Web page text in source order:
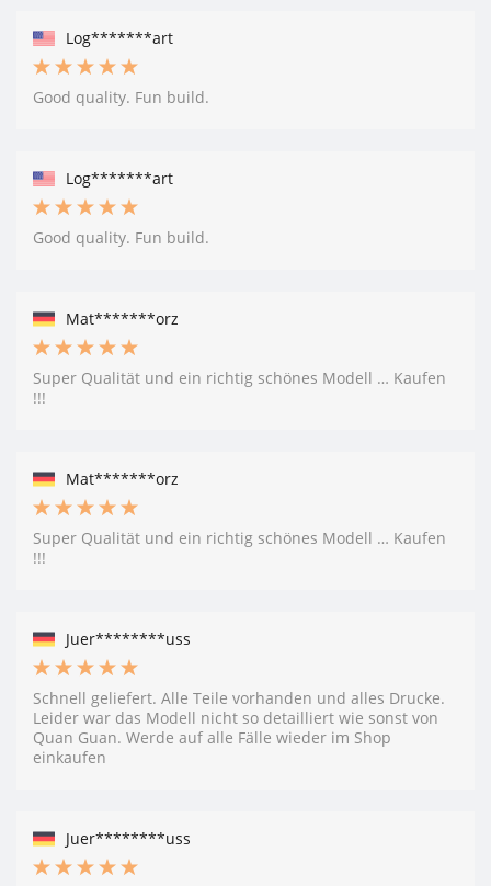
Log*******art
Good quality. Fun build.
Log*******art
Good quality. Fun build.
Mat*******orz
Super Qualität und ein richtig schönes Modell … Kaufen
!!!
Mat*******orz
Super Qualität und ein richtig schönes Modell … Kaufen
!!!
Juer********uss
Schnell geliefert. Alle Teile vorhanden und alles Drucke.
Leider war das Modell nicht so detailliert wie sonst von
Quan Guan. Werde auf alle Fälle wieder im Shop
einkaufen
Juer********uss